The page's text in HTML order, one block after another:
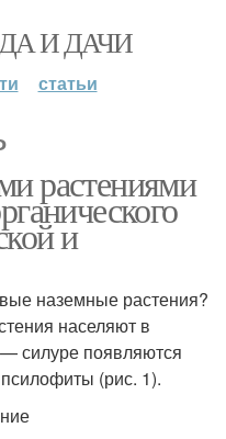
И ДАЧИ
статьи
растениями
и
наземные растения?
населяют в
силуре появляются
(рис. 1).